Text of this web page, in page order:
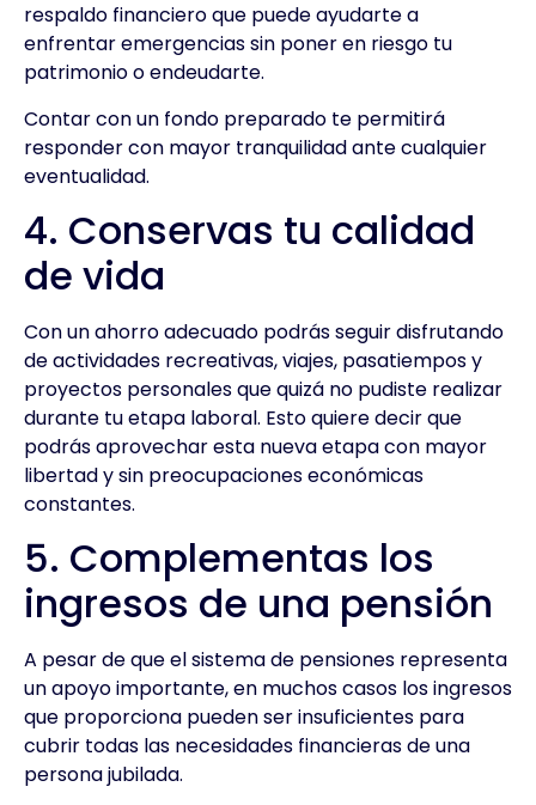
respaldo financiero que puede ayudarte a
enfrentar emergencias sin poner en riesgo tu
patrimonio o endeudarte.
Contar con un fondo preparado te permitirá
responder con mayor tranquilidad ante cualquier
eventualidad.
4. Conservas tu calidad
de vida
Con un ahorro adecuado podrás seguir disfrutando
de actividades recreativas, viajes, pasatiempos y
proyectos personales que quizá no pudiste realizar
durante tu etapa laboral. Esto quiere decir que
podrás aprovechar esta nueva etapa con mayor
libertad y sin preocupaciones económicas
constantes.
5. Complementas los
ingresos de una pensión
A pesar de que el sistema de pensiones representa
un apoyo importante, en muchos casos los ingresos
que proporciona pueden ser insuficientes para
cubrir todas las necesidades financieras de una
persona jubilada.